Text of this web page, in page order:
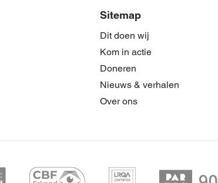
Sitemap
Dit doen wij
Kom in actie
Doneren
Nieuws & verhalen
Over ons